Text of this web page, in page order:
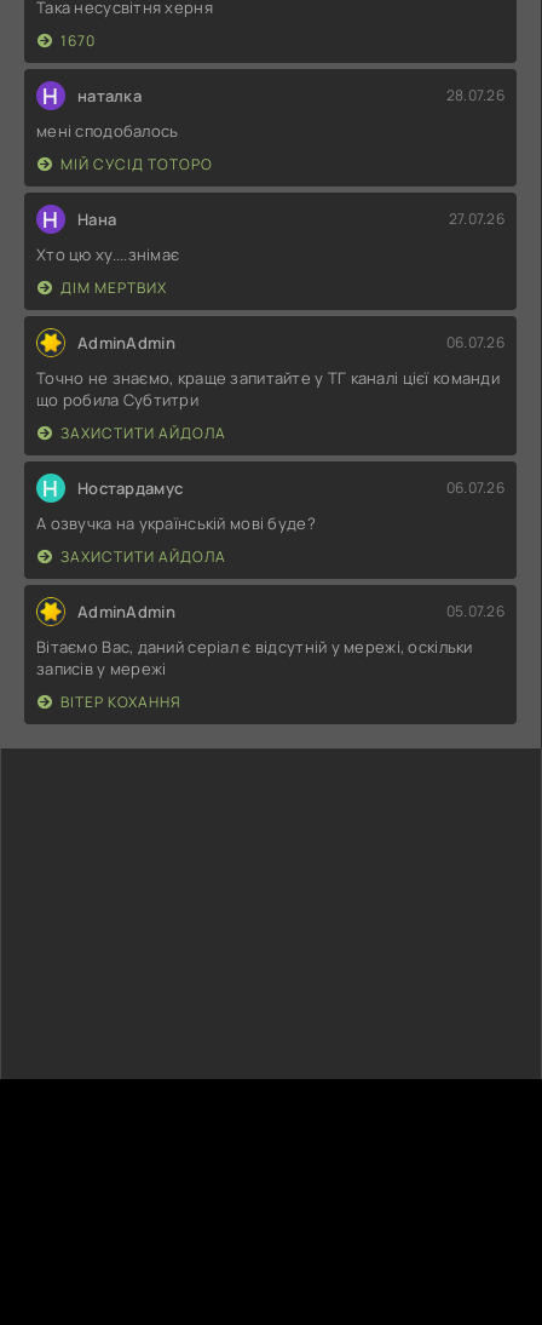
Така несусвітня херня
1670
Н наталка 28.07.26
мені сподобалось
МІЙ СУСІД ТОТОРО
Н Нана 27.07.26
Хто цю ху....знімає
ДІМ МЕРТВИХ
AdminAdmin 06.07.26
Точно не знаємо, краще запитайте у ТГ каналі цієї команди
що робила Субтитри
ЗАХИСТИТИ АЙДОЛА
Н Ностардамус 06.07.26
А озвучка на українській мові буде?
ЗАХИСТИТИ АЙДОЛА
AdminAdmin 05.07.26
Вітаємо Вас, даний серіал є відсутній у мережі, оскільки
записів у мережі
ВІТЕР КОХАННЯ